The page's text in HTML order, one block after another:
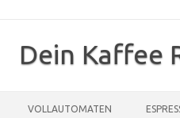
Dein Kaffee
VOLLAUTOMATEN